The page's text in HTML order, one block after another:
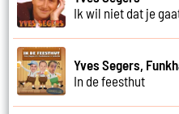
Ik wil niet dat je
Yves Segers,
In de feesthut